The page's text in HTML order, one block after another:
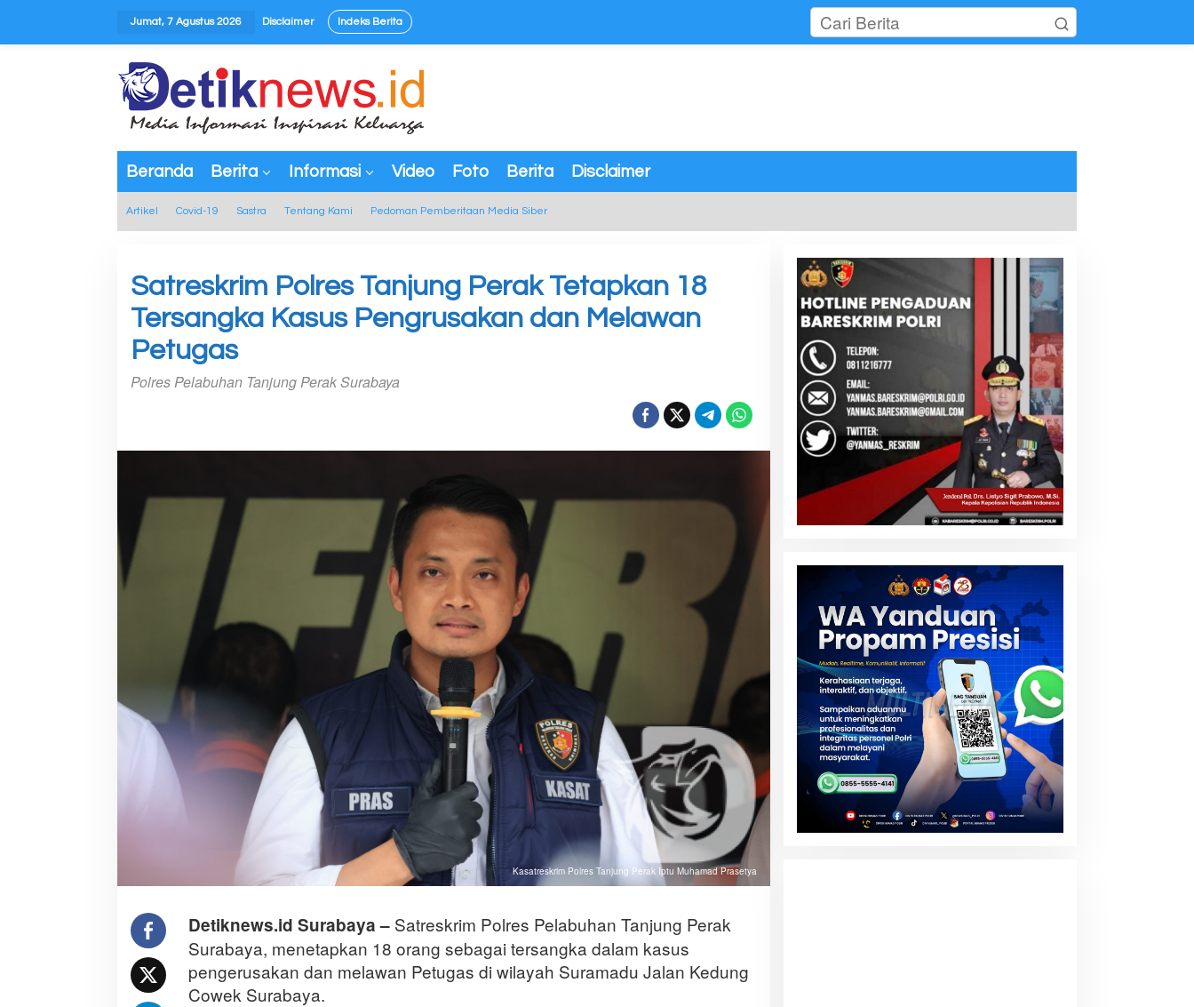
Jumat, 7 Agustus 2026 Disclaimer Indeks Berita
Beranda Berita Informasi Video Foto Berita Disclaimer
Artikel Covid-19 Sastra Tentang Kami Pedoman Pemberitaan Media Siber
Satreskrim Polres Tanjung Perak Tetapkan 18
Tersangka Kasus Pengrusakan dan Melawan
Petugas
Polres Pelabuhan Tanjung Perak Surabaya
Kasatreskrim Polres Tanjung Perak Iptu Muhamad Prasetya
Detiknews.id Surabaya –Satreskrim Polres Pelabuhan Tanjung Perak
Surabaya, menetapkan 18 orang sebagai tersangka dalam kasus
pengerusakan dan melawan Petugas di wilayah Suramadu Jalan Kedung
Cowek Surabaya.